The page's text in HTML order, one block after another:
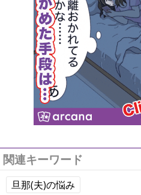
関連キーワード
旦那(夫)の悩み